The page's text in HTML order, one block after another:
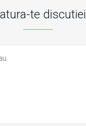
te discutiei